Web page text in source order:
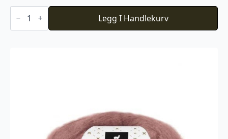
Du
Store
Faerytale
Legg I Handlekurv